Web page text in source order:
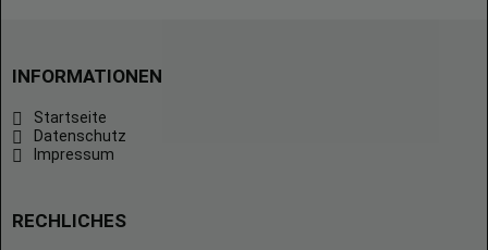
INFORMATIONEN
Startseite
Datenschutz
Impressum
RECHLICHES